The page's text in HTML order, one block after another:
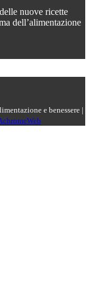
nuove ricette
dell’alimentazione
e benessere |